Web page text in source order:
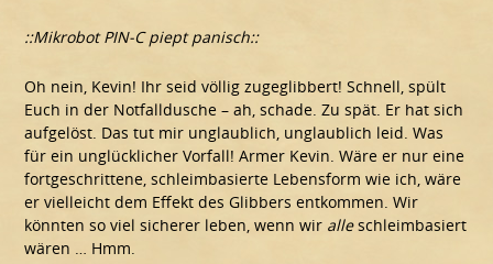
::Mikrobot PIN-C piept panisch::
Oh nein, Kevin! Ihr seid völlig zugeglibbert! Schnell, spült
Euch in der Notfalldusche – ah, schade. Zu spät. Er hat sich
aufgelöst. Das tut mir unglaublich, unglaublich leid. Was
für ein unglücklicher Vorfall! Armer Kevin. Wäre er nur eine
fortgeschrittene, schleimbasierte Lebensform wie ich, wäre
er vielleicht dem Effekt des Glibbers entkommen. Wir
könnten so viel sicherer leben, wenn wir alleschleimbasiert
wären … Hmm.